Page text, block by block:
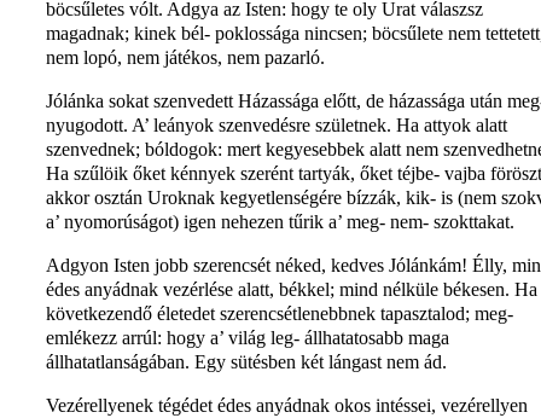
böcsűletes vólt. Adgya az Isten: hogy te oly Urat válaszsz
magadnak; kinek bél- poklossága nincsen; böcsűlete nem
nem lopó, nem játékos, nem pazarló.
Jólánka sokat szenvedett Házassága előtt, de házassága után
nyugodott. A’ leányok szenvedésre születnek. Ha attyok alatt
szenvednek; bóldogok: mert kegyesebbek alatt nem
Ha szűlöik őket kénnyek szerént tartyák, őket téjbe- vajba
akkor osztán Uroknak kegyetlenségére bízzák, kik- is (nem
a’ nyomorúságot) igen nehezen tűrik a’ meg- nem- szokttakat.
Adgyon Isten jobb szerencsét néked, kedves Jólánkám! Élly,
édes anyádnak vezérlése alatt, békkel; mind nélküle békesen. Ha
következendő életedet szerencsétlenebbnek tapasztalod; meg-
emlékezz arrúl: hogy a’ világ leg- állhatatosabb maga
állhatatlanságában. Egy sütésben két lángast nem ád.
Vezérellyenek tégédet édes anyádnak okos intéssei, vezérellyen